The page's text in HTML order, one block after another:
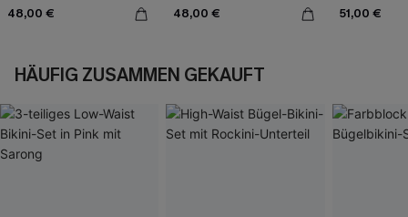
48,00 € 48,00 € 51,00 €
HÄUFIG ZUSAMMEN GEKAUFT